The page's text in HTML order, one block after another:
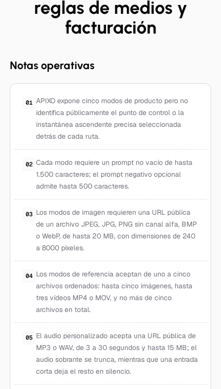
reglas de medios y
facturación
Notas operativas
01 APIXO expone cinco modos de producto pero no
identifica públicamente el punto de control o la
instantánea ascendente precisa seleccionada
detrás de cada ruta.
02 Cada modo requiere un prompt no vacío de hasta
1.500 caracteres; el prompt negativo opcional
admite hasta 500 caracteres.
03 Los modos de imagen requieren una URL pública
de un archivo JPEG, JPG, PNG sin canal alfa, BMP
o WebP, de hasta 20 MB, con dimensiones de 240
a 8000 píxeles.
04 Los modos de referencia aceptan de uno a cinco
archivos ordenados: hasta cinco imágenes, hasta
tres vídeos MP4 o MOV, y no más de cinco
archivos en total.
05 El audio personalizado acepta una URL pública de
MP3 o WAV, de 3 a 30 segundos y hasta 15 MB; el
audio sobrante se trunca, mientras que una entrada
corta deja el resto en silencio.